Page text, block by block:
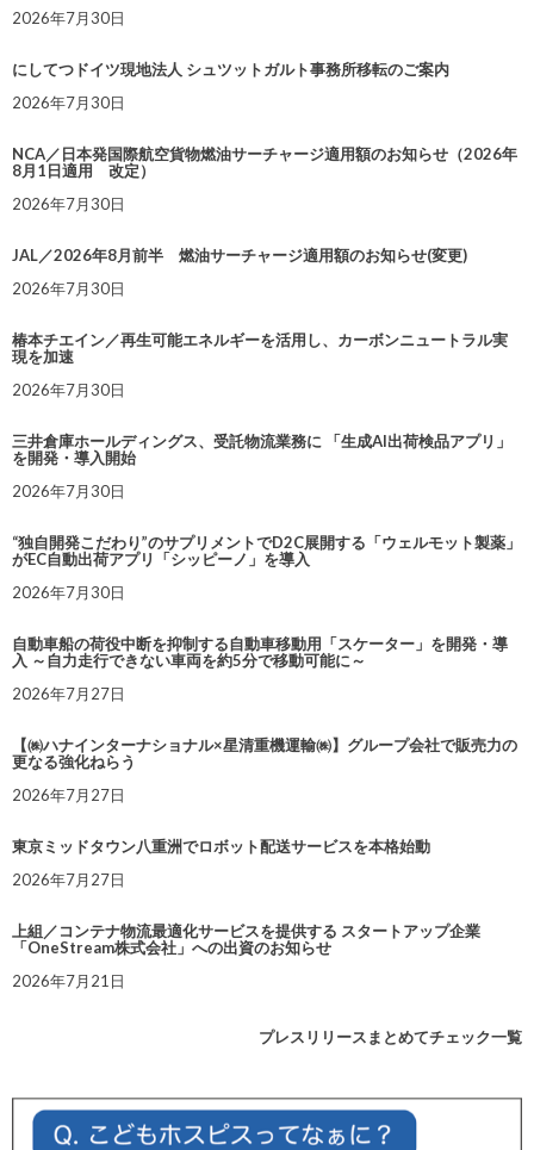
2026年7月30日
にしてつドイツ現地法人 シュツットガルト事務所移転のご案内
2026年7月30日
NCA／日本発国際航空貨物燃油サーチャージ適用額のお知らせ（2026年
8月1日適用 改定）
2026年7月30日
JAL／2026年8月前半 燃油サーチャージ適用額のお知らせ(変更)
2026年7月30日
椿本チエイン／再生可能エネルギーを活用し、カーボンニュートラル実
現を加速
2026年7月30日
三井倉庫ホールディングス、受託物流業務に 「生成AI出荷検品アプリ」
を開発・導入開始
2026年7月30日
“独自開発こだわり”のサプリメントでD2C展開する「ウェルモット製薬」
がEC自動出荷アプリ「シッピーノ」を導入
2026年7月30日
自動車船の荷役中断を抑制する自動車移動用「スケーター」を開発・導
入 ～自力走行できない車両を約5分で移動可能に～
2026年7月27日
【㈱ハナインターナショナル×星清重機運輸㈱】グループ会社で販売力の
更なる強化ねらう
2026年7月27日
東京ミッドタウン八重洲でロボット配送サービスを本格始動
2026年7月27日
上組／コンテナ物流最適化サービスを提供する スタートアップ企業
「OneStream株式会社」への出資のお知らせ
2026年7月21日
プレスリリースまとめてチェック一覧